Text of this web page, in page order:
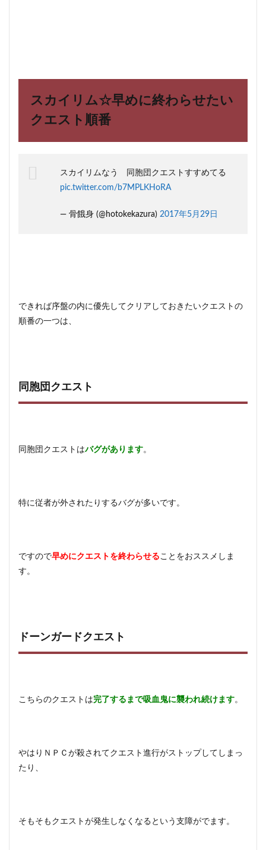
スカイリム☆早めに終わらせたい
クエスト順番
スカイリムなう 同胞団クエストすすめてる
pic.twitter.com/b7MPLKHoRA
— 骨餓身 (@hotokekazura) 2017年5月29日
できれば序盤の内に優先してクリアしておきたいクエストの
順番の一つは、
同胞団クエスト
同胞団クエストはバグがあります。
特に従者が外されたりするバグが多いです。
ですので早めにクエストを終わらせる ことをおススメしま
す。
ドーンガードクエスト
こちらのクエストは完了するまで吸血鬼に襲われ続けます。
やはりＮＰＣが殺されてクエスト進行がストップしてしまっ
たり、
そもそもクエストが発生しなくなるという支障がでます。